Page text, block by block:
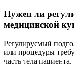
Нужен ли
медицинской
Регулируемый
или процедуры
часть тела